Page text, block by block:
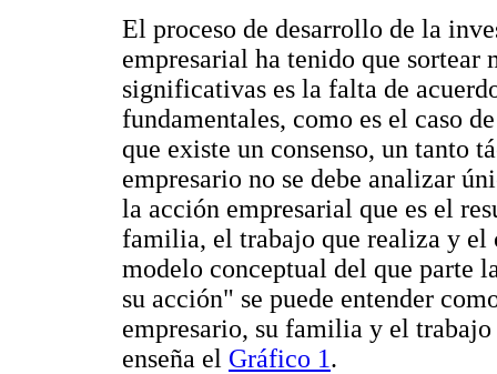
El proceso de desarrollo de la
empresarial ha tenido que
significativas es la falta de
fundamentales, como es el caso
que existe un consenso, un tanto
empresario no se debe analizar
la acción empresarial que es el
familia, el trabajo que realiza y el
modelo conceptual del que parte
su acción" se puede entender
empresario, su familia y el
enseña el Gráfico 1.